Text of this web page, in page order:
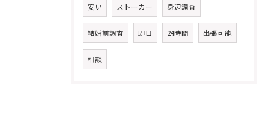
安い ストーカー 身辺調査
結婚前調査 即日 24時間 出張可能
相談